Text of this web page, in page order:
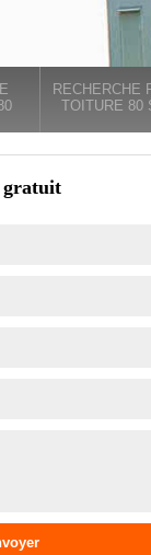
RECHERCHE
TOITURE 80
gratuit